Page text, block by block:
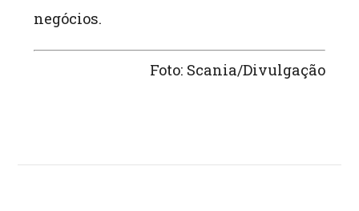
negócios.
Foto: Scania/Divulgação